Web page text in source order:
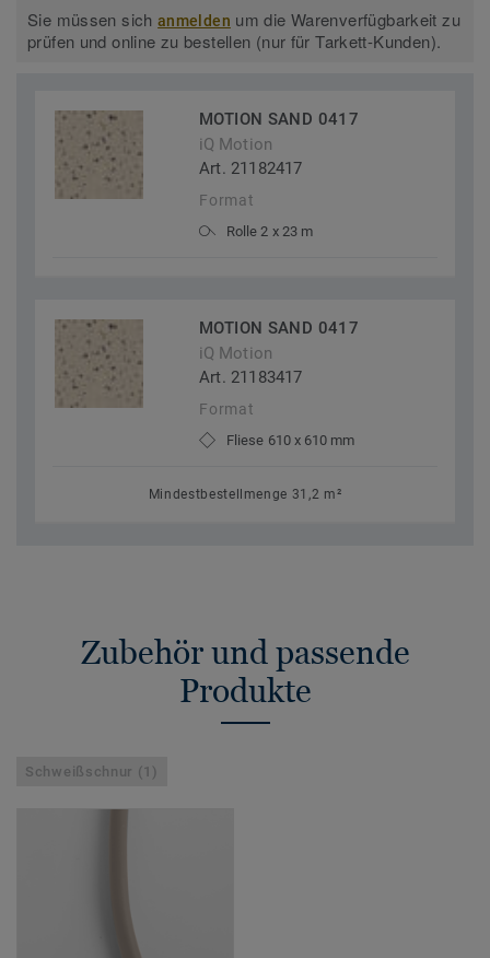
Sie müssen sichanmelden um die Warenverfügbarkeit zu
prüfen und online zu bestellen (nur für Tarkett-Kunden).
MOTION SAND 0417
iQ Motion
Art. 21182417
Format
Rolle 2 x 23 m
MOTION SAND 0417
iQ Motion
Art. 21183417
Format
Fliese 610 x 610 mm
Mindestbestellmenge 31,2 m²
Zubehör und passende
Produkte
Schweißschnur (1)